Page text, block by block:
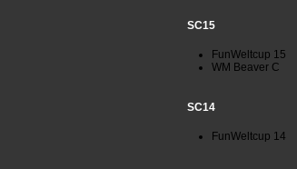
SC15
FunWeltcup 15
WM Beaver C
SC14
FunWeltcup 14